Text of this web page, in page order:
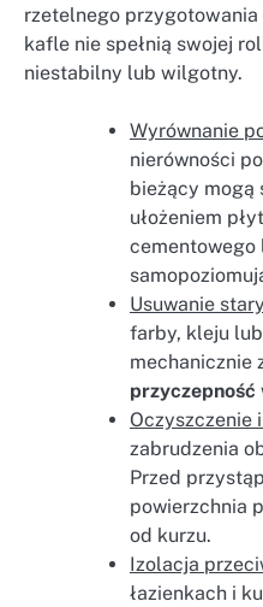
rzetelnego przygotowania
kafle nie spełnią swojej
niestabilny lub wilgotny.
Wyrównanie
nierówności
bieżący mogą
ułożeniem
cementowego
Usuwanie
farby, kleju
mechanicznie
przyczepność
Oczyszczenie
zabrudzenia
Przed
powierzchnia
od kurzu.
Izolacja
łazienkach i